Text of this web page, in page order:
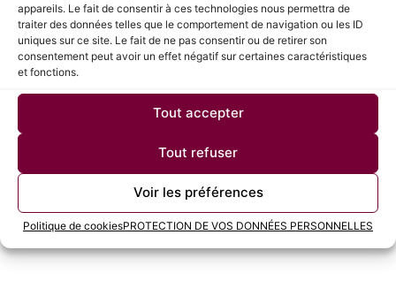
appareils. Le fait de consentir à ces technologies nous permettra de
traiter des données telles que le comportement de navigation ou les ID
uniques sur ce site. Le fait de ne pas consentir ou de retirer son
consentement peut avoir un effet négatif sur certaines caractéristiques
et fonctions.
Tout accepter
Tout refuser
Voir les préférences
Politique de cookiesPROTECTION DE VOS DONNÉES PERSONNELLES
1